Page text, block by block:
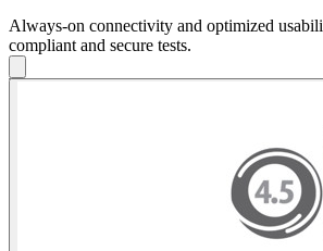
Always-on connectivity and optimized
compliant and secure tests.